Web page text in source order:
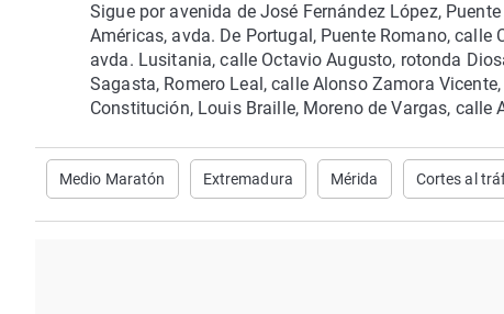
Sigue por avenida de José Fernández López,
Américas, avda. De Portugal, Puente Romano,
avda. Lusitania, calle Octavio Augusto, rotonda
Sagasta, Romero Leal, calle Alonso Zamora
Constitución, Louis Braille, Moreno de Vargas, calle
Medio Maratón Extremadura Mérida Cortes al